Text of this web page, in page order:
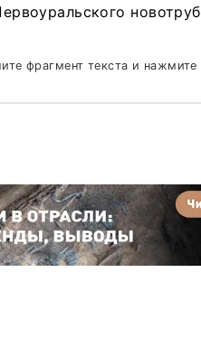
фрагмент текста и нажмите